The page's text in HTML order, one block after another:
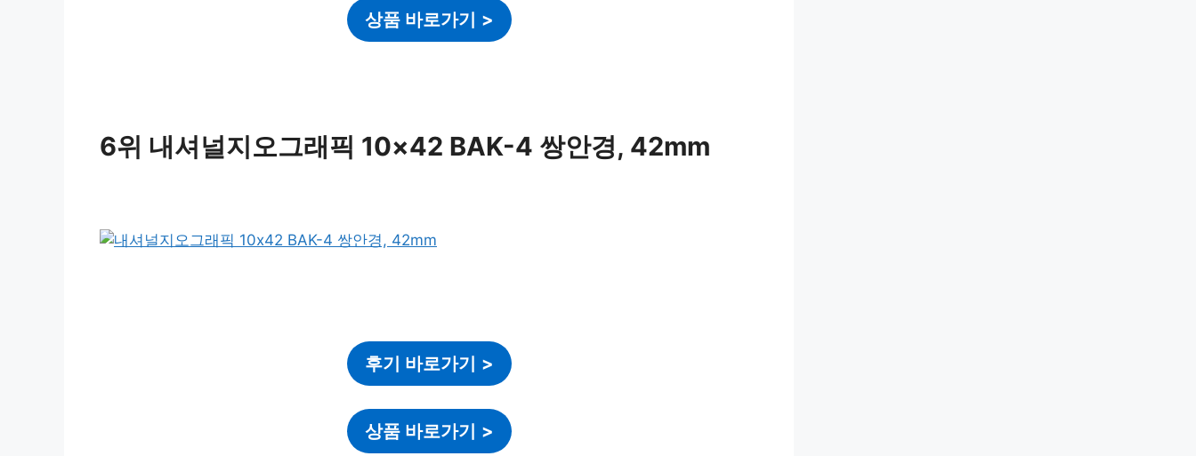
상품 바로가기 >
6위 내셔널지오그래픽 10×42 BAK-4 쌍안경, 42mm
후기 바로가기 >
상품 바로가기 >